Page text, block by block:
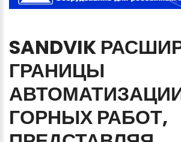
SANDVIK
ГРАНИЦЫ
ГОРНЫХ РАБОТ,